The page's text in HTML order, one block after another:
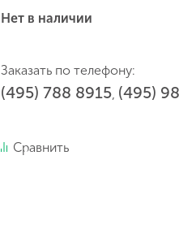
Заказать по телефону:
(495) 788 8915, (495)
Сравнить
Нет в наличии